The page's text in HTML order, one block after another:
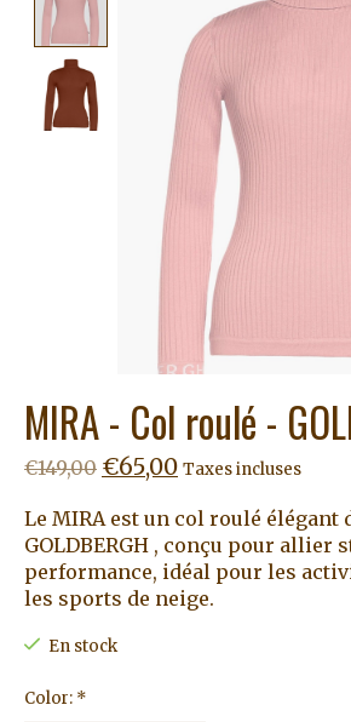
MIRA - Col roulé -
€149,00 €65,00 Taxes incluses
Le MIRA est un col roulé élégant
GOLDBERGH , conçu pour allier
performance, idéal pour les
les sports de neige.
En stock
Color: *